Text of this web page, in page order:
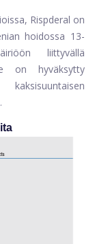
Rispderal on
hoidossa 13-
liittyvällä
on hyväksytty